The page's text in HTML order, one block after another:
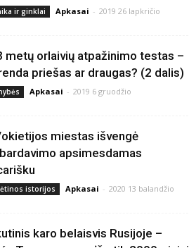
ir ginklai Apkasai - 2019 26 lapkričio
metų orlaivių atpažinimo testas –
priešas ar draugas? (2 dalis)
Apkasai - 2019 6 gruodžio
miestas išvengė
apsimesdamas
istorijos Apkasai - 2020 13 balandžio
karo belaisvis Rusijoje –